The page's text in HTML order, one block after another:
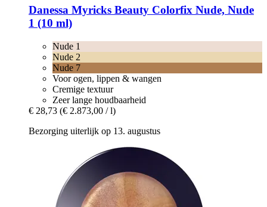
Danessa Myricks Beauty Colorfix Nude, Nude
1 (10 ml)
Nude 1
Nude 2
Nude 7
Voor ogen, lippen & wangen
Cremige textuur
Zeer lange houdbaarheid
€ 28,73 (€ 2.873,00 / l)
Bezorging uiterlijk op 13. augustus